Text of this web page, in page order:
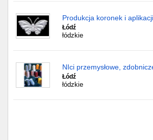
Produkcja koronek i
Łódź
łódzkie
NIci przemysłowe,
Łódź
łódzkie
Częstochowa
Olsztyn